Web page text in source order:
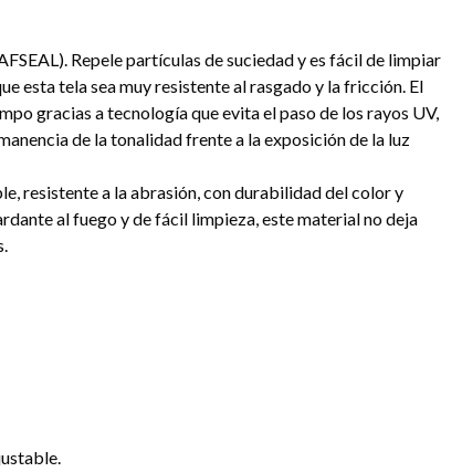
Repele partículas de suciedad y es fácil de limpiar
esta tela sea muy resistente al rasgado y la fricción. El
gracias a tecnología que evita el paso de los rayos UV,
de la tonalidad frente a la exposición de la luz
resistente a la abrasión, con durabilidad del color y
al fuego y de fácil limpieza, este material no deja